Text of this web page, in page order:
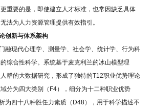
重要的是，即使建立人才标准，也常因缺乏具体
法为人力资源管理提供有效指引。
创新与体系架构
融现代心理学、测量学、社会学、统计学、行为科
综合性科学。系统基于麦克利兰的冰山模型理
群的大数据研究，形成了独特的T12职业优势理论
分为四大类别（F4），细分为十二种职业优势
为四十八种胜任力素质（D48），用于科学描述不